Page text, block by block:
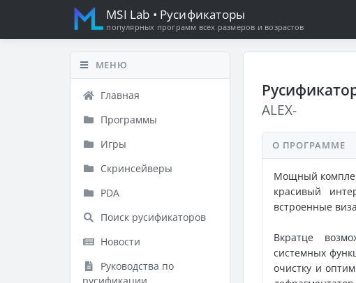
MSI Lab • Русификаторы
популярных программ всех размеров и возрастов
МЕНЮ
Главная
Программы
Игры
Скринсейверы
PDA
Поиск русификаторов
Новости
Руководства по
ALEX-
О ПРОГРАММЕ
Мощный
красивый
встроенные
Вкратце
системных
очистку и